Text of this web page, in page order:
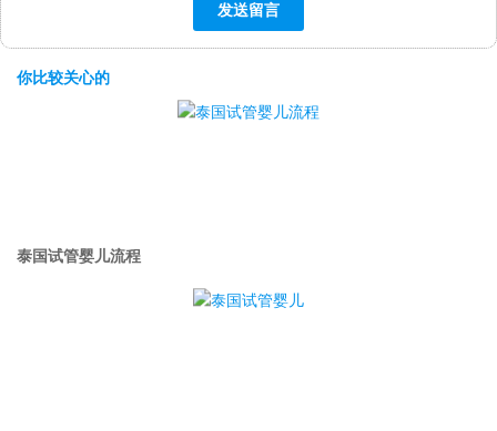
你比较关心的
泰国试管婴儿流程